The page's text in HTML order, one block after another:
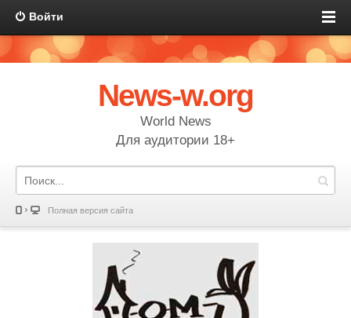
Войти
News-w.org
World News
Для аудитории 18+
Полная версия сайта